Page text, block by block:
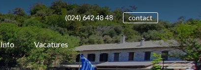
(024)642 4848 contact
Info Vacatures